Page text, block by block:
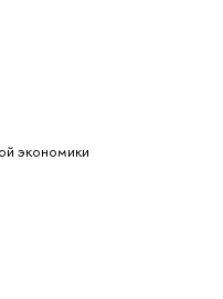
экономики